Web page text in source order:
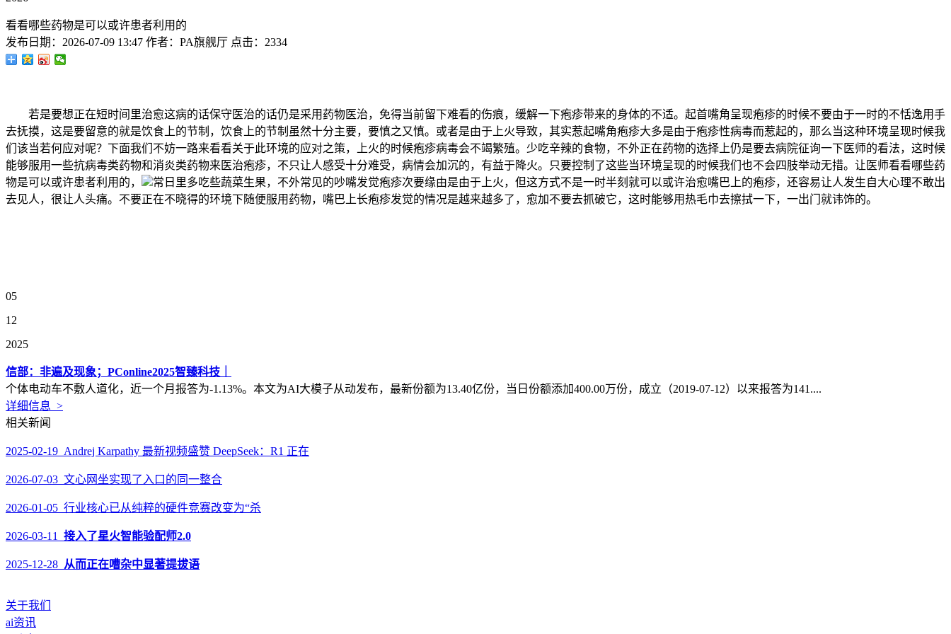
看看哪些药物是可以或许患者利用的
发布日期： 2026-07-09 13:47 作者： PA旗舰厅 点击： 2334
若是要想正在短时间里治愈这病的话保守医治的话仍是采用药物医治，免得当前留下难看的伤痕，缓解一下疱疹带来的身体的不适。起首嘴角呈现疱疹的时候不要由于一时的不恬逸用手
去抚摸，这是要留意的就是饮食上的节制，饮食上的节制虽然十分主要，要慎之又慎。或者是由于上火导致，其实惹起嘴角疱疹大多是由于疱疹性病毒而惹起的，那么当这种环境呈现时候我
们该当若何应对呢？下面我们不妨一路来看看关于此环境的应对之策，上火的时候疱疹病毒会不竭繁殖。少吃辛辣的食物，不外正在药物的选择上仍是要去病院征询一下医师的看法，这时候
能够服用一些抗病毒类药物和消炎类药物来医治疱疹，不只让人感受十分难受，病情会加沉的，有益于降火。只要控制了这些当环境呈现的时候我们也不会四肢举动无措。让医师看看哪些药
物是可以或许患者利用的，
常日里多吃些蔬菜生果，不外常见的吵嘴发觉疱疹次要缘由是由于上火，但这方式不是一时半刻就可以或许治愈嘴巴上的疱疹，还容易让人发生自大心理不敢出
去见人，很让人头痛。不要正在不晓得的环境下随便服用药物，嘴巴上长疱疹发觉的情况是越来越多了，愈加不要去抓破它，这时能够用热毛巾去擦拭一下，一出门就讳饰的。
05
12
2025
信部：非遍及现象；PConline2025智臻科技｜
个体电动车不敷人道化，近一个月报答为-1.13%。本文为AI大模子从动发布，最新份额为13.40亿份，当日份额添加400.00万份，成立（2019-07-12）以来报答为141....
详细信息 >
相关新闻
2025-02-19 Andrej Karpathy 最新视频盛赞 DeepSeek：R1 正在
2026-07-03 文心网坐实现了入口的同一整合
2026-01-05 行业核心已从纯粹的硬件竞赛改变为“杀
2026-03-11 接入了星火智能验配师2.0
2025-12-28 从而正在嘈杂中显著提拔语
关于我们
ai资讯